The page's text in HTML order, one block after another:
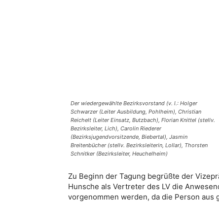
Der wiedergewählte Bezirksvorstand (v. l.: Holger
Schwarzer (Leiter Ausbildung, Pohlheim), Christian
Reichelt (Leiter Einsatz, Butzbach), Florian Knittel (stellv.
Bezirksleiter, Lich), Carolin Riederer
(Bezirksjugendvorsitzende, Biebertal), Jasmin
Breitenbücher (stellv. Bezirksleiterin, Lollar), Thorsten
Schnitker (Bezirksleiter, Heuchelheim)
Zu Beginn der Tagung begrüßte der
Hunsche als Vertreter des LV die
vorgenommen werden, da die Person